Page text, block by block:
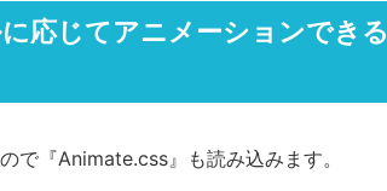
応じてアニメーションできる
で『Animate.css』も読み込みます。